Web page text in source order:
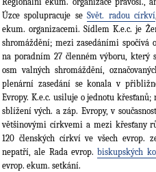
Úzce spolupracuje seSvět. radou církví
ekum. organizacemi. Sídlem K.e.c. je
shromáždění; mezi zasedáními spočívá
na poradním 27 členném výboru, který
osm valných shromáždění,
plenární zasedání se konala v
Evropy. K.e.c. usiluje o jednotu
sblížení vých. a záp. Evropy, v
většinovými církvemi a mezi křesťany
120 členských církví ve všech evrop.
nepatří, ale Rada evrop.biskupských
evrop. ekum. setkání.